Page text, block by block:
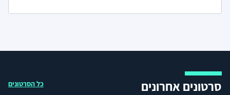
סרטונים אחרונים כל הסרטונים